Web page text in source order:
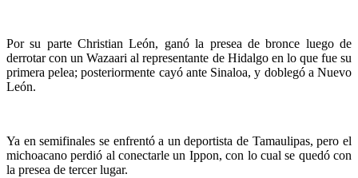
Por su parte Christian León, ganó la presea de bronce luego de
derrotar con un Wazaari al representante de Hidalgo en lo que fue su
primera pelea; posteriormente cayó ante Sinaloa, y doblegó a Nuevo
León.
Ya en semifinales se enfrentó a un deportista de Tamaulipas, pero el
michoacano perdió al conectarle un Ippon, con lo cual se quedó con
la presea de tercer lugar.